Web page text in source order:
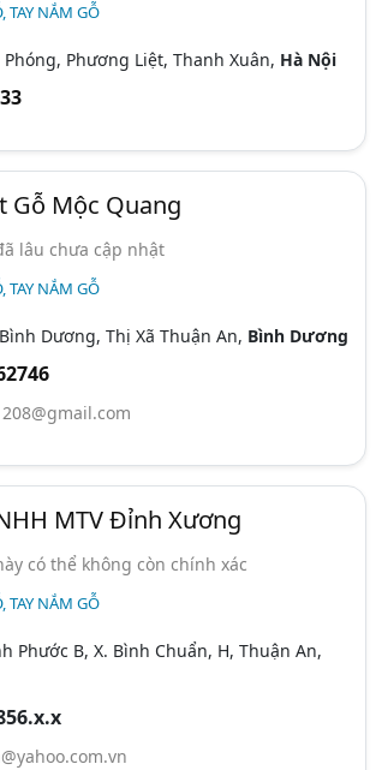
TAY NẮM GỖ
Phóng, Phương Liệt, Thanh Xuân, Hà Nội
Gỗ Mộc Quang
lâu chưa cập nhật
TAY NẮM GỖ
Dương, Thị Xã Thuận An, Bình Dương
MTV Đỉnh Xương
có thể không còn chính xác
TAY NẮM GỖ
Phước B, X. Bình Chuẩn, H, Thuận An,